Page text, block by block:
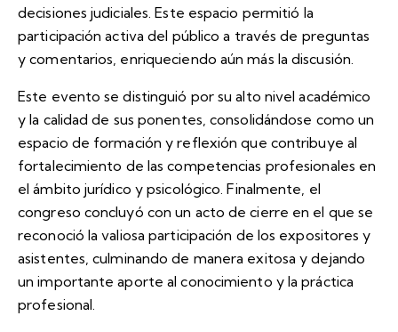
decisiones judiciales. Este espacio permitió la
participación activa del público a través de preguntas
y comentarios, enriqueciendo aún más la discusión.
Este evento se distinguió por su alto nivel académico
y la calidad de sus ponentes, consolidándose como un
espacio de formación y reflexión que contribuye al
fortalecimiento de las competencias profesionales en
el ámbito jurídico y psicológico. Finalmente, el
congreso concluyó con un acto de cierre en el que se
reconoció la valiosa participación de los expositores y
asistentes, culminando de manera exitosa y dejando
un importante aporte al conocimiento y la práctica
profesional.